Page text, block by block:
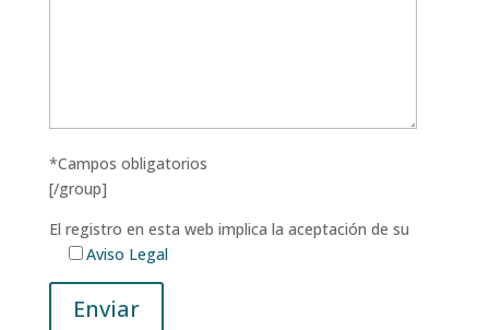
*Campos obligatorios
[/group]
El registro en esta web implica la aceptación de su
Aviso Legal